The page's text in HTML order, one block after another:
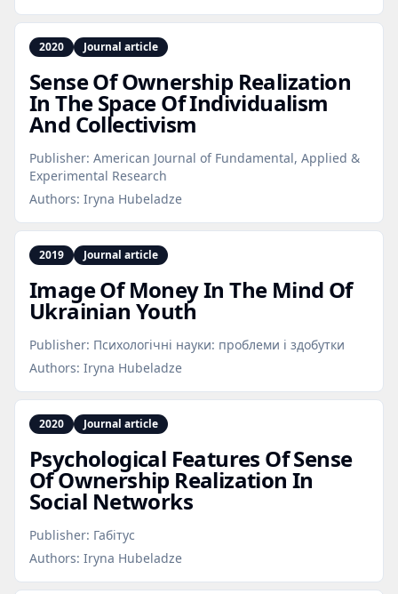
2020 Journal article
Sense Of Ownership Realization
In The Space Of Individualism
And Collectivism
Publisher: American Journal of Fundamental, Applied &
Experimental Research
Authors: Iryna Hubeladze
2019 Journal article
Image Of Money In The Mind Of
Ukrainian Youth
Publisher: Психологічні науки: проблеми і здобутки
Authors: Iryna Hubeladze
2020 Journal article
Psychological Features Of Sense
Of Ownership Realization In
Social Networks
Publisher: Габітус
Authors: Iryna Hubeladze